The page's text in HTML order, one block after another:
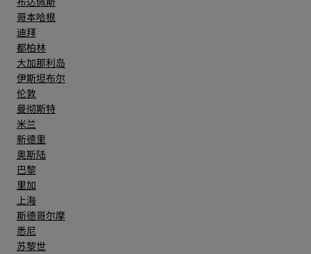
哥本哈根
迪拜
都柏林
大加那利岛
伊斯坦布尔
伦敦
曼彻斯特
米兰
新德里
奥斯陆
巴黎
里加
上海
斯德哥尔摩
悉尼
苏黎世